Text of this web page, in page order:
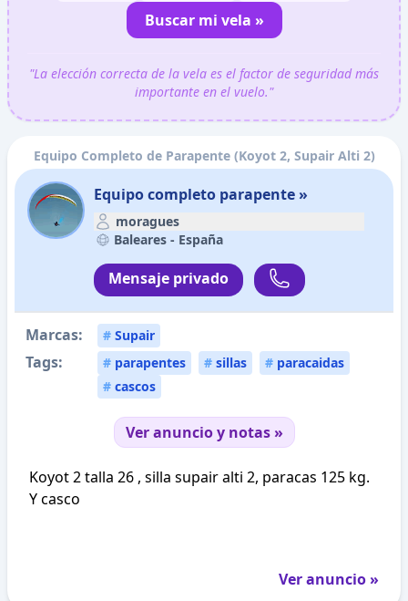
Buscar mi vela »
"La elección correcta de la vela es el factor de seguridad más
importante en el vuelo."
Equipo Completo de Parapente (Koyot 2, Supair Alti 2)
Equipo completo parapente »
moragues
Baleares - España
Mensaje privado
Marcas: # Supair
Tags: # parapentes # sillas # paracaidas
# cascos
Ver anuncio y notas »
Koyot 2 talla 26 , silla supair alti 2, paracas 125 kg.
Y casco
Ver anuncio »